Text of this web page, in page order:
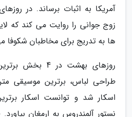
آمریکا به اثبات برساند. در
زوج جوانی را روایت می کند که
ها به تدریج برای مخاطبان شکوفا
روزهای بهشت در
طراحی لباس، برترین موسیقی
اسکار شد و توانست اسکار
نستور آلمندروس به ارمغان